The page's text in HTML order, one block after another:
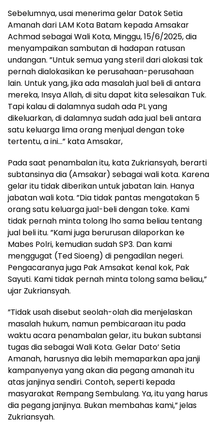
Sebelumnya, usai menerima gelar Datok Setia
Amanah dari LAM Kota Batam kepada Amsakar
Achmad sebagai Wali Kota, Minggu, 15/6/2025, dia
menyampaikan sambutan di hadapan ratusan
undangan. ”Untuk semua yang steril dari alokasi tak
pernah dialokasikan ke perusahaan-perusahaan
lain. Untuk yang, jika ada masalah jual beli di antara
mereka, Insya Allah, di situ dapat kita selesaikan Tuk.
Tapi kalau di dalamnya sudah ada PL yang
dikeluarkan, di dalamnya sudah ada jual beli antara
satu keluarga lima orang menjual dengan toke
tertentu, a ini…” kata Amsakar,
Pada saat penambalan itu, kata Zukriansyah, berarti
subtansinya dia (Amsakar) sebagai wali kota. Karena
gelar itu tidak diberikan untuk jabatan lain. Hanya
jabatan wali kota. ”Dia tidak pantas mengatakan 5
orang satu keluarga jual-beli dengan toke. Kami
tidak pernah minta tolong lho sama beliau tentang
jual beli itu. ”Kami juga berurusan dilaporkan ke
Mabes Polri, kemudian sudah SP3. Dan kami
menggugat (Ted Sioeng) di pengadilan negeri.
Pengacaranya juga Pak Amsakat kenal kok, Pak
Sayuti. Kami tidak pernah minta tolong sama beliau,”
ujar Zukriansyah.
”Tidak usah disebut seolah-olah dia menjelaskan
masalah hukum, namun pembicaraan itu pada
waktu acara penambalan gelar, itu bukan subtansi
tugas dia sebagai Wali Kota. Gelar Dato’ Setia
Amanah, harusnya dia lebih memaparkan apa janji
kampanyenya yang akan dia pegang amanah itu
atas janjinya sendiri. Contoh, seperti kepada
masyarakat Rempang Sembulang. Ya, itu yang harus
dia pegang janjinya. Bukan membahas kami,” jelas
Zukriansyah.